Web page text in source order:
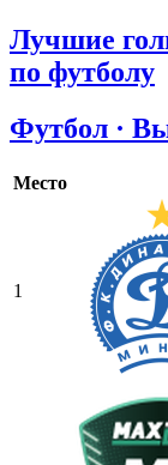
Лучшие
по футболу
Футбол ·
Место
1